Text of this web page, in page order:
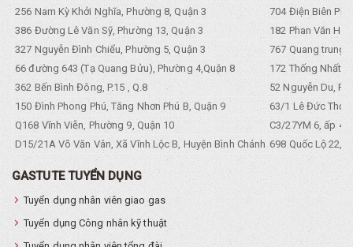
256 Nam Kỳ Khởi Nghĩa, Phường 8, Quận 3
704 Điện Biên
386 Đường Lê Văn Sỹ, Phường 13, Quận 3
182 Phan Văn
327 Nguyễn Đình Chiểu, Phường 5, Quận 3
767 Quang trung,
66 đường 643 (Tạ Quang Bửu), Phường 4,Quận 8
172 Thống Nhất.
362 Bến Bình Đông, P.15 , Q.8
52 Nguyễn Du,
150 Đình Phong Phú, Tăng Nhơn Phú B, Quận 9
63/1 Lê Đức Thọ,
Q168 Vĩnh Viễn, Phường 9, Quận 10
C3/27YM 6, ấp 4,
D15/21A Võ Văn Vân, Xã Vĩnh Lộc B, Huyện Bình Chánh 698 Quốc Lộ 22,
GASTUTE TUYỂN DỤNG
Tuyển dụng nhân viên giao gas
Tuyển dụng Công nhân kỹ thuật